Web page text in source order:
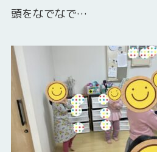
頭をなでなで…